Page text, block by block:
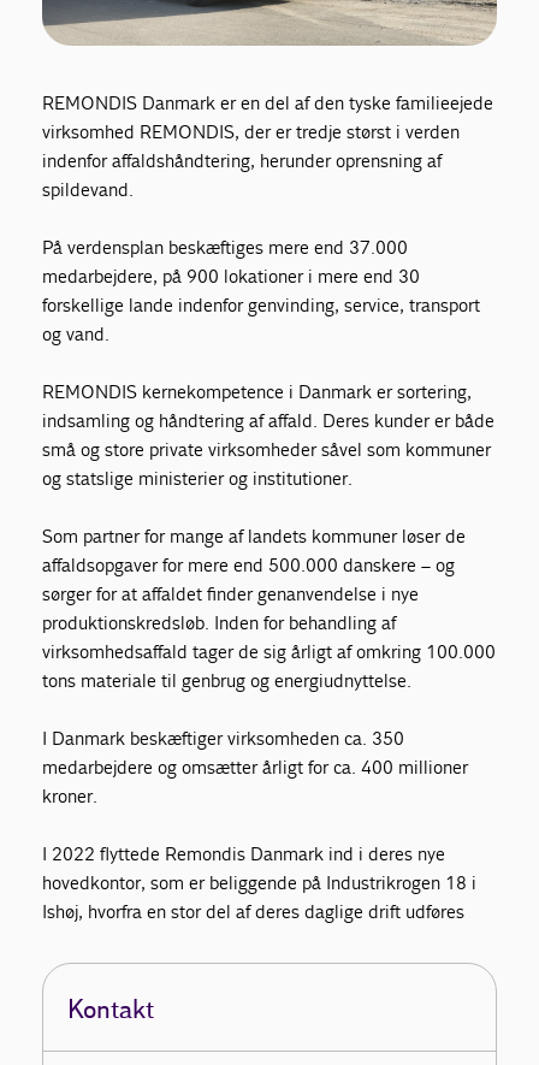
REMONDIS Danmark er en del af den tyske familieejede
virksomhed REMONDIS, der er tredje størst i verden
indenfor affaldshåndtering, herunder oprensning af
spildevand.
På verdensplan beskæftiges mere end 37.000
medarbejdere, på 900 lokationer i mere end 30
forskellige lande indenfor genvinding, service, transport
og vand.
REMONDIS kernekompetence i Danmark er sortering,
indsamling og håndtering af affald. Deres kunder er både
små og store private virksomheder såvel som kommuner
og statslige ministerier og institutioner.
Som partner for mange af landets kommuner løser de
affaldsopgaver for mere end 500.000 danskere – og
sørger for at affaldet finder genanvendelse i nye
produktionskredsløb. Inden for behandling af
virksomhedsaffald tager de sig årligt af omkring 100.000
tons materiale til genbrug og energiudnyttelse.
I Danmark beskæftiger virksomheden ca. 350
medarbejdere og omsætter årligt for ca. 400 millioner
kroner.
I 2022 flyttede Remondis Danmark ind i deres nye
hovedkontor, som er beliggende på Industrikrogen 18 i
Ishøj, hvorfra en stor del af deres daglige drift udføres
Kontakt